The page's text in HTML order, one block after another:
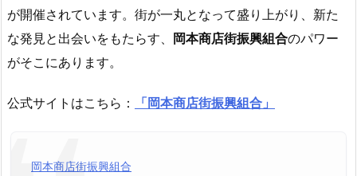
が開催されています。街が一丸となって盛り上がり、新た
な発見と出会いをもたらす、
岡本商店街振興組合のパワー
がそこにあります。
公式サイトはこちら： 「岡本商店街振興組合」
岡本商店街振興組合